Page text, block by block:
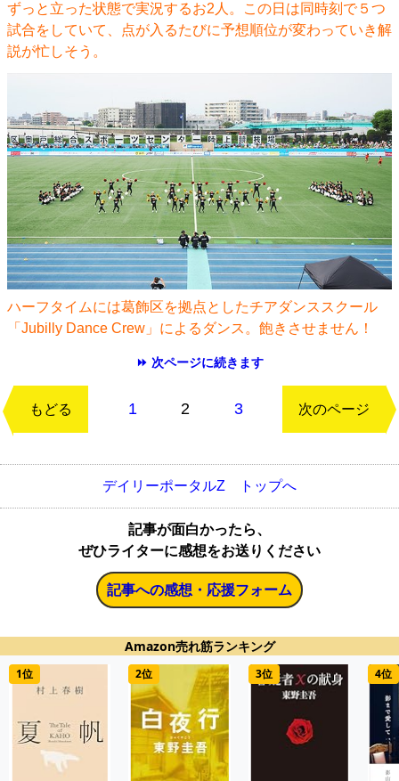
ずっと立った状態で実況するお2人。この日は同時刻で５つ
試合をしていて、点が入るたびに予想順位が変わっていき解
説が忙しそう。
ハーフタイムには葛飾区を拠点としたチアダンススクール
「Jubilly Dance Crew」によるダンス。飽きさせません！
⏩ 次ページに続きます
もどる 1 2 3 次のページ
デイリーポータルZ トップへ
記事が面白かったら、
ぜひライターに感想をお送りください
記事への感想・応援フォーム
Amazon売れ筋ランキング
1位 2位 3位 4位